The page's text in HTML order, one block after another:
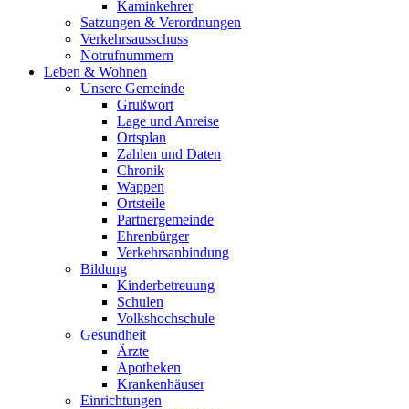
Kaminkehrer
Satzungen & Verordnungen
Verkehrsausschuss
Notrufnummern
Leben & Wohnen
Unsere Gemeinde
Grußwort
Lage und Anreise
Ortsplan
Zahlen und Daten
Chronik
Wappen
Ortsteile
Partnergemeinde
Ehrenbürger
Verkehrsanbindung
Bildung
Kinderbetreuung
Schulen
Volkshochschule
Gesundheit
Ärzte
Apotheken
Krankenhäuser
Einrichtungen